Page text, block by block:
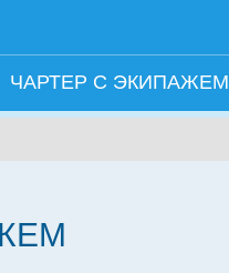
ЧАРТЕР С ЭКИПАЖЕМ